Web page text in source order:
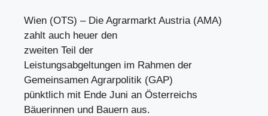
Wien (OTS) – Die Agrarmarkt Austria (AMA)
zahlt auch heuer den
zweiten Teil der
Leistungsabgeltungen im Rahmen der
Gemeinsamen Agrarpolitik (GAP)
pünktlich mit Ende Juni an Österreichs
Bäuerinnen und Bauern aus.